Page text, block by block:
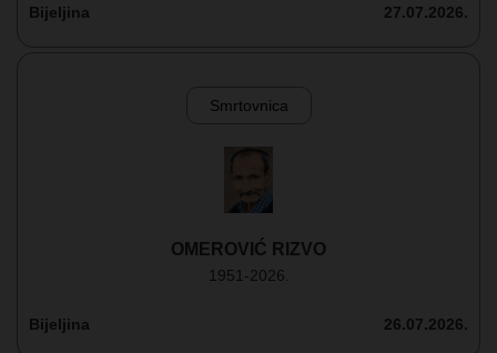
Bijeljina 27.07.2026.
Smrtovnica
OMEROVIĆ RIZVO
1951-2026.
Bijeljina 26.07.2026.